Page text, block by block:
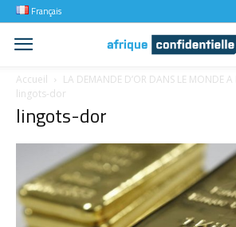
Français
Accueil
LA DEMANDE D’OR DANS LE MONDE A
lingots-dor
lingots-dor